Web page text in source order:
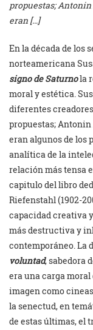
propuestas;
eran […]
En la década de los
norteamericana
signo de Saturnola
moral y estética.
diferentes
propuestas; Antonin
eran algunos de los
analítica de la
relación más tensa
capitulo del libro
Riefenstahl (1902-
capacidad creativa
más destructiva y
contemporáneo. La
voluntad, sabedora
era una carga
imagen como
la senectud, en
de estas últimas, el